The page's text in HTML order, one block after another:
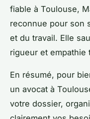
fiable à Toulouse,
reconnue pour son
et du travail. Elle
rigueur et empathie
En résumé, pour
un avocat à
votre dossier,